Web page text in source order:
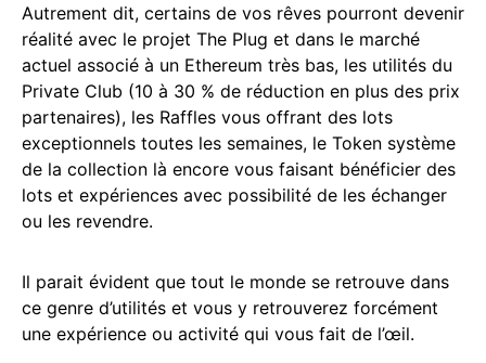
Autrement dit, certains de vos rêves pourront devenir
réalité avec le projet The Plug et dans le marché
actuel associé à un Ethereum très bas, les utilités du
Private Club (10 à 30 % de réduction en plus des prix
partenaires), les Raffles vous offrant des lots
exceptionnels toutes les semaines, le Token système
de la collection là encore vous faisant bénéficier des
lots et expériences avec possibilité de les échanger
ou les revendre.
Il parait évident que tout le monde se retrouve dans
ce genre d’utilités et vous y retrouverez forcément
une expérience ou activité qui vous fait de l’œil.